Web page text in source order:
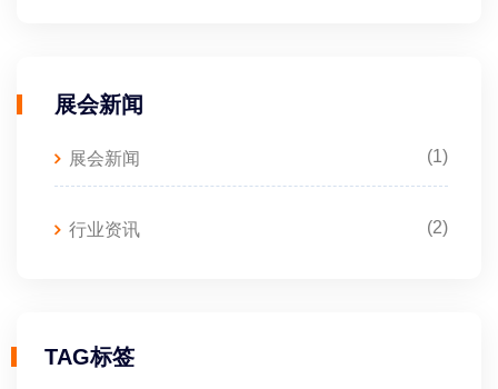
展会新闻
展会新闻 (1)
行业资讯 (2)
TAG标签